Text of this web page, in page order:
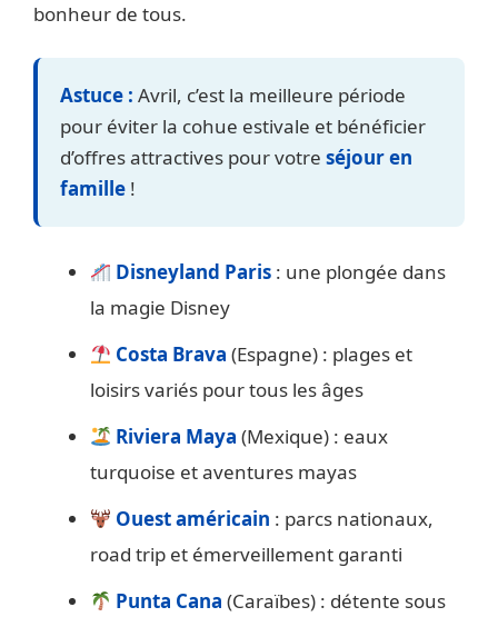
bonheur de tous.
Astuce : Avril, c’est la meilleure période
pour éviter la cohue estivale et bénéficier
d’offres attractives pour votre séjour en
famille !
Disneyland Paris : une plongée dans
la magie Disney
Costa Brava (Espagne) : plages et
loisirs variés pour tous les âges
Riviera Maya (Mexique) : eaux
turquoise et aventures mayas
Ouest américain : parcs nationaux,
road trip et émerveillement garanti
Punta Cana (Caraïbes) : détente sous